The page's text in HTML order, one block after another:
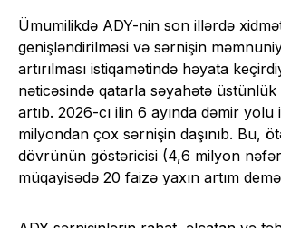
Ümumilikdə ADY-nin son illərdə
genişləndirilməsi və sərnişin
artırılması istiqamətində həyata
nəticəsində qatarla səyahətə üstünlük
artıb. 2026-cı ilin 6 ayında dəmir yolu
milyondan çox sərnişin daşınıb. Bu,
dövrünün göstəricisi (4,6 milyon
müqayisədə 20 faizə yaxın artım